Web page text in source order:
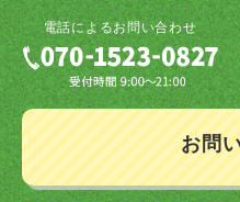
電話によるお問い合わせ
お問